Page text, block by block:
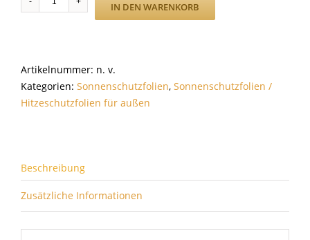
Blau
H.C.
Menge
IN DEN WARENKORB
Artikelnummer: n. v.
Kategorien: Sonnenschutzfolien, Sonnenschutzfolien /
Hitzeschutzfolien für außen
Beschreibung
Zusätzliche Informationen